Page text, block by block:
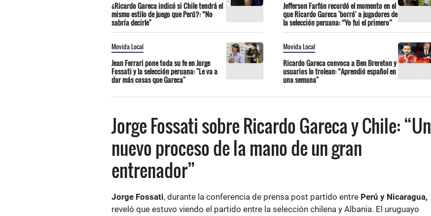
¿Ricardo Gareca indicó si Chile tendrá el
mismo estilo de juego que Perú?: “No
sabría decirle"
Jefferson Farfán recordó el momento en el
que Ricardo Gareca 'borró' a jugadores de
la selección peruana: “Yo fui el primero”
Movida Local
Jean Ferrari pone toda su fe en Jorge
Fossati y la selección peruana: "Le va a
dar más cosas que Gareca"
Movida Local
Ricardo Gareca convoca a Ben Brereton y
usuarios lo trolean: “Aprendió español en
una semana"
Jorge Fossati sobre Ricardo Gareca y Chile: “Un
nuevo proceso de la mano de un gran
entrenador”
Jorge Fossati, durante la conferencia de prensa post partido entre Perú y Nicaragua,
reveló que estuvo viendo el partido entre la selección chilena y Albania. El uruguayo